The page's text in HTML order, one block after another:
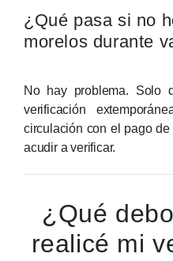
¿Qué pasa si no
morelos durante
No hay problema. Solo
verificación
circulación con el pago de
acudir a verificar.
¿Qué
realicé mi